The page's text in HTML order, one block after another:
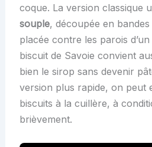
coque. La version classique
souple, découpée en
placée contre les parois
biscuit de Savoie convient
bien le sirop sans devenir
version plus rapide, on peut
biscuits à la cuillère, à
brièvement.